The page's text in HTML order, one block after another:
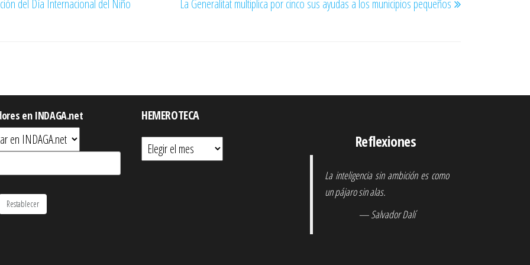
del Día Internacional del Niño
siguiente
La Generalitat multiplica por cinco sus ayudas a los municipios pequeños
en INDAGA.net
HEMEROTECA
Hemeroteca
Reflexiones
La inteligencia sin ambición es como
un pájaro sin alas.
— Salvador Dalí